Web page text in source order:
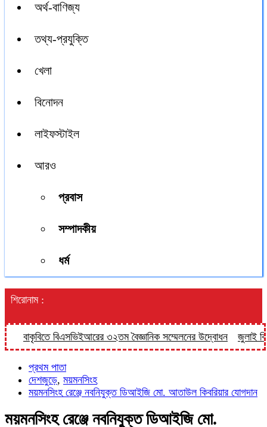
অর্থ-বাণিজ্য
তথ্য-প্রযুক্তি
খেলা
বিনোদন
লাইফস্টাইল
আরও
প্রবাস
সম্পাদকীয়
ধর্ম
শিরোনাম :
বাকৃবিতে বিএসভিইআরের ৩২তম বৈজ্ঞানিক সম্মেলনের উদ্বোধন জুলাই
প্রথম পাতা
দেশজুড়ে, ময়মনসিংহ
ময়মনসিংহ রেঞ্জে নবনিযুক্ত ডিআইজি মো. আতাউল কিবরিয়ার যোগদান
ময়মনসিংহ রেঞ্জে নবনিযুক্ত ডিআইজি মো.